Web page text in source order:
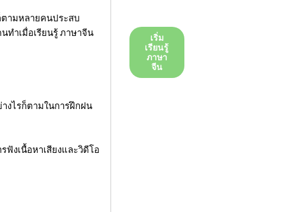
ตามหลายคนประสบ
ำเมื่อเรียนรู้ ภาษาจีน
งไรก็ตามในการฝึกฝน
ฟังเนื้อหาเสียงและวิดีโอ
เริ่ม
เรียนรู้
ภาษา
จีน